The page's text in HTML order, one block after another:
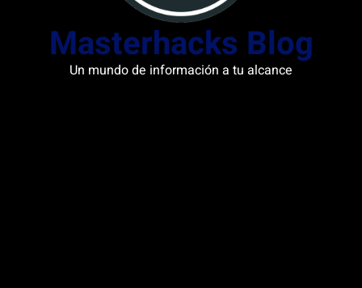
Masterhacks Blog
Un mundo de información a tu alcance